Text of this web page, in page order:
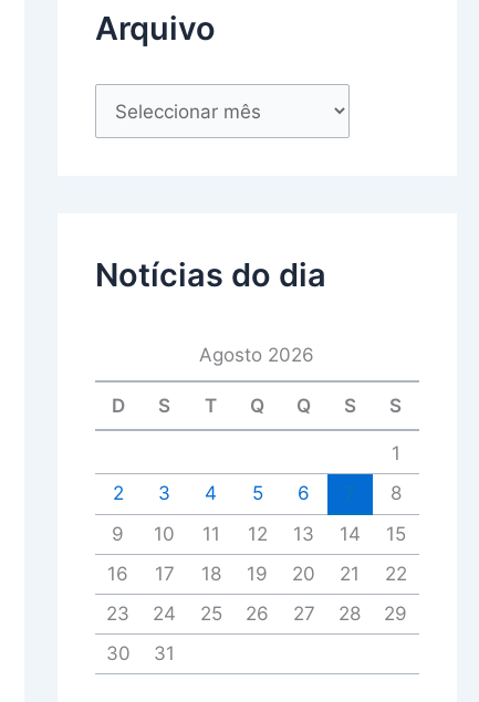
Arquivo
Notícias do dia
Agosto 2026
D S T Q Q S S
1
2
3 4 5 6
8
9
10 11 12 13 14
15
16
17 18 19 20 21
22
23
24 25 26 27 28
29
30
31